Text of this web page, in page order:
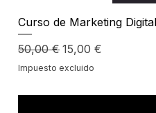
Curso de Marketing Digital
Precio
50,00 € Precio de oferta
15,00 €
Impuesto excluido